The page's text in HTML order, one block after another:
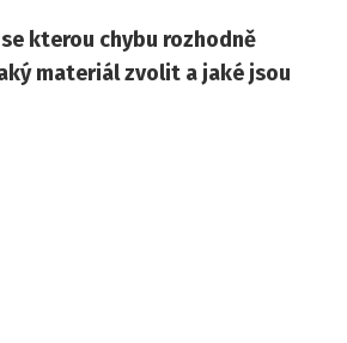
kterou chybu rozhodně
materiál zvolit a jaké jsou